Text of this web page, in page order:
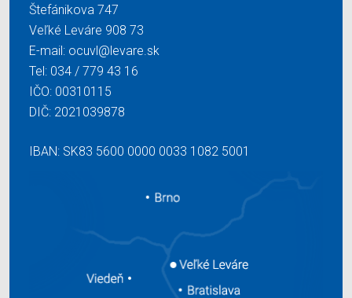
Štefánikova 747
Veľké Leváre 908 73
E-mail: ocuvl@levare.sk
Tel: 034 / 779 43 16
IČO: 00310115
DIČ: 2021039878
IBAN: SK83 5600 0000 0033 1082 5001